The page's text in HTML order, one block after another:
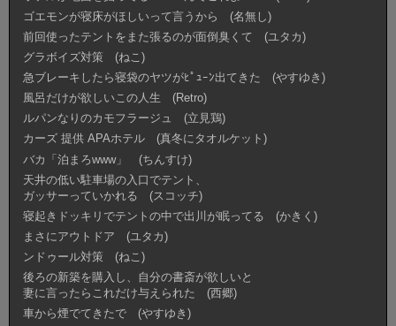
ゴエモンが寝床がほしいって言うから (名無し)
前回使ったテントをまた張るのが面倒臭くて (ユタカ)
グラボイズ対策 (ねこ)
急ブレーキしたら寝袋のヤツがﾋﾟｭｰﾝ出てきた (やすゆき)
風呂だけが欲しいこの人生 (Retro)
ルパンなりのカモフラージュ (立見鶏)
カーズ 提供 APAホテル (真冬にタオルケット)
バカ「泊まろwww」 (ちんすけ)
天井の低い駐車場の入口でテント、
ガッサーっていかれる (スコッチ)
寝起きドッキリでテントの中で出川が眠ってる (かきく)
まさにアウトドア (ユタカ)
ンドゥール対策 (ねこ)
後ろの新築を購入し、自分の書斎が欲しいと
妻に言ったらこれだけ与えられた (西郷)
車から煙でてきたで (やすゆき)